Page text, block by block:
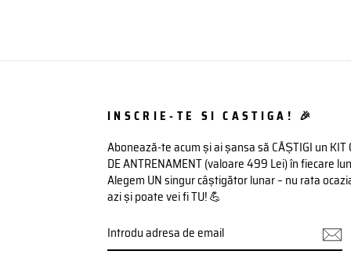
INSCRIE-TE SI CASTIGA! 🎉
Abonează-te acum și ai șansa să CÂȘTIGI un KIT
DE ANTRENAMENT (valoare 499 Lei) în fiecare
Alegem UN singur câștigător lunar – nu rata
azi și poate vei fi TU! 💪
ADRESA
DE
VA